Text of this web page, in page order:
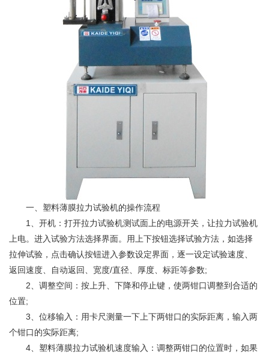
一、塑料薄膜拉力试验机的操作流程
1、开机：打开拉力试验机测试面上的电源开关，让拉力试验机
上电。进入试验方法选择界面。用上下按钮选择试验方法，如选择
拉伸试验，点击确认按钮进入参数设定界面，逐一设定试验速度、
返回速度、自动返回、宽度/直径、厚度、标距等参数;
2、调整空间：按上升、下降和停止键，使两钳口调整到合适的
位置;
3、位移输入：用卡尺测量一下上下两钳口的实际距离，输入两
个钳口的实际距离;
4、塑料薄膜拉力试验机速度输入：调整两钳口的位置时，如果